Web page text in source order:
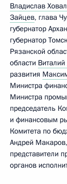
Владислав
Зайцев, глава
губернатор
губернатор
Рязанской
области
развития
Министра
Министра
председатель
и финансовым
Комитета по
Андрей
представители
органов